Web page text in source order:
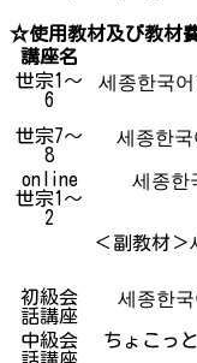
☆使用教材及び教材
講座名
世宗1～
6
세종한국
世宗7～
8
세종한국
online
世宗1～
2
세종한
＜副教材＞
初級会
話講座
세종한
中級会
ちょこっ